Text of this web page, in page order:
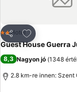
Megosztás
Hozzáadás a
2 Kategória
Hotel
Guest House Guerra
8,3 Nagyon jó (1348
2.8 km-re innen: Szent